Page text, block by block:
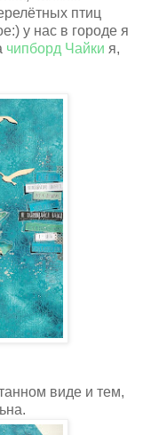
птиц
у нас в городе я
чипборд Чайки я,
виде и тем,